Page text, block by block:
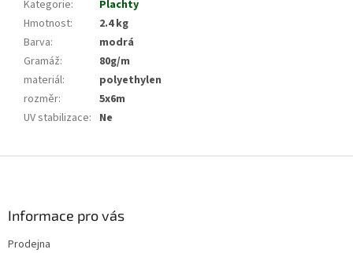
Kategorie:
Plachty
Hmotnost:
2.4 kg
Barva:
modrá
Gramáž:
80g/m
materiál:
polyethylen
rozměr:
5x6m
UV stabilizace: Ne
Informace pro vás
Prodejna